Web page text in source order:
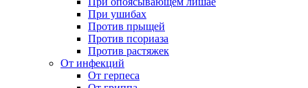
При ушибах
Против прыщей
Против псориаза
Против растяжек
От инфекций
От герпеса